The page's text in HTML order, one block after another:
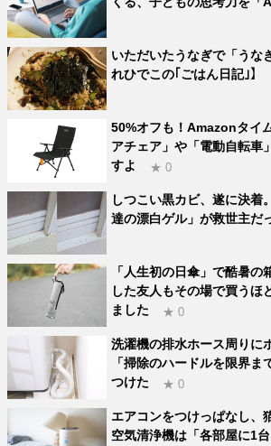
いただいたうなぎで「うな
れひでこの｢ごはん日記｣】
50%オフも！Amazonタイ
アチェア」や「電動自転車
すよ
★ 0
しつこい黒カビ、遂に決着
達の漂白ゲル」が救世主だ
「人生初の日傘」で酷暑
した友人もその場で買うほ
ました
★ 0
洗濯機の排水ホース周りに
「掃除のハードルを限界
つけた
★ 0
エアコンをつけっぱなし、
空気清浄機は「各部屋に1